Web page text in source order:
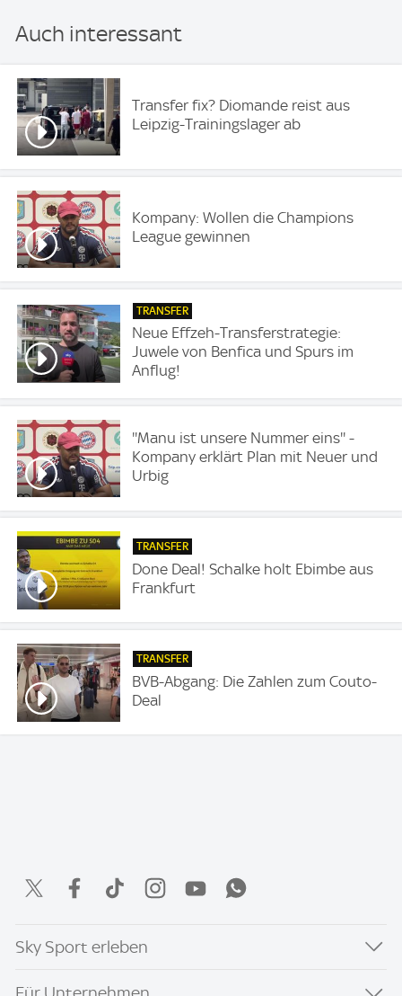
Auch interessant
Transfer fix? Diomande reist aus
Leipzig-Trainingslager ab
Kompany: Wollen die Champions
League gewinnen
TRANSFER
Neue Effzeh-Transferstrategie:
Juwele von Benfica und Spurs im
Anflug!
''Manu ist unsere Nummer eins'' -
Kompany erklärt Plan mit Neuer und
Urbig
TRANSFER
Done Deal! Schalke holt Ebimbe aus
Frankfurt
TRANSFER
BVB-Abgang: Die Zahlen zum Couto-
Deal
Sky Sport erleben